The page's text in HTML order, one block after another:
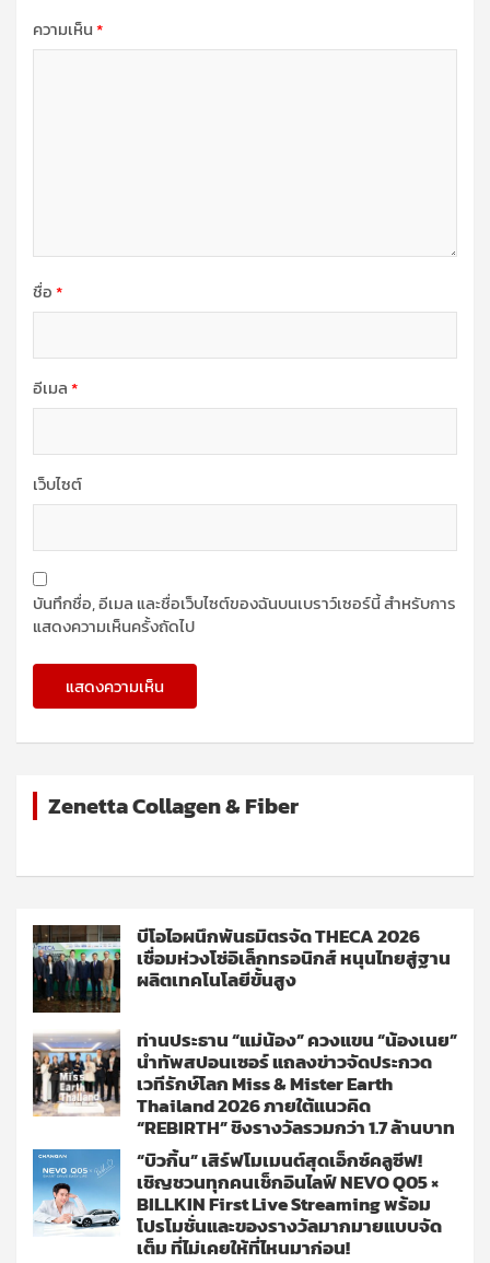
ความเห็น*
ชื่อ*
อีเมล*
เว็บไซต์
บันทึกชื่อ, อีเมล และชื่อเว็บไซต์ของฉันบนเบราว์เซอร์นี้ สำหรับการ
แสดงความเห็นครั้งถัดไป
Zenetta Collagen & Fiber
บีโอไอผนึกพันธมิตรจัด THECA 2026
เชื่อมห่วงโซ่อิเล็กทรอนิกส์ หนุนไทยสู่ฐาน
ผลิตเทคโนโลยีขั้นสูง
ท่านประธาน “แม่น้อง” ควงแขน “น้องเนย”
นำทัพสปอนเซอร์ แถลงข่าวจัดประกวด
เวทีรักษ์โลก Miss & Mister Earth
Thailand 2026 ภายใต้แนวคิด
“REBIRTH” ชิงรางวัลรวมกว่า 1.7 ล้านบาท
“บิวกิ้น” เสิร์ฟโมเมนต์สุดเอ็กซ์คลูซีฟ!
เชิญชวนทุกคนเช็กอินไลฟ์ NEVO Q05 ×
BILLKIN First Live Streaming พร้อม
โปรโมชั่นและของรางวัลมากมายแบบจัด
เต็ม ที่ไม่เคยให้ที่ไหนมาก่อน!